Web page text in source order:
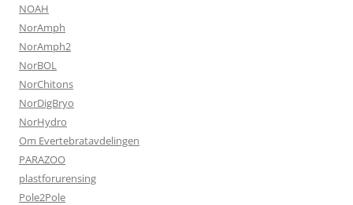
NOAH
NorAmph
NorAmph2
NorBOL
NorChitons
NorDigBryo
NorHydro
Om Evertebratavdelingen
PARAZOO
plastforurensing
Pole2Pole